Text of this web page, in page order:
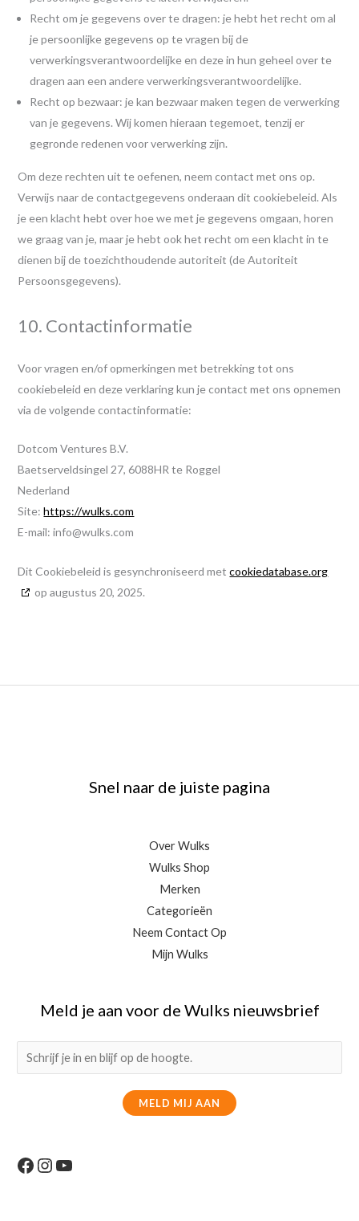
Recht om je gegevens over te dragen: je hebt het recht om al
je persoonlijke gegevens op te vragen bij de
verwerkingsverantwoordelijke en deze in hun geheel over te
dragen aan een andere verwerkingsverantwoordelijke.
Recht op bezwaar: je kan bezwaar maken tegen de verwerking
van je gegevens. Wij komen hieraan tegemoet, tenzij er
gegronde redenen voor verwerking zijn.
Om deze rechten uit te oefenen, neem contact met ons op.
Verwijs naar de contactgegevens onderaan dit cookiebeleid. Als
je een klacht hebt over hoe we met je gegevens omgaan, horen
we graag van je, maar je hebt ook het recht om een klacht in te
dienen bij de toezichthoudende autoriteit (de Autoriteit
Persoonsgegevens).
10. Contactinformatie
Voor vragen en/of opmerkingen met betrekking tot ons
cookiebeleid en deze verklaring kun je contact met ons opnemen
via de volgende contactinformatie:
Dotcom Ventures B.V.
Baetserveldsingel 27, 6088HR te Roggel
Nederland
Site:https://wulks.com
E-mail:info@wulks.com
Dit Cookiebeleid is gesynchroniseerd metcookiedatabase.org
op augustus 20, 2025.
Snel naar de juiste pagina
Over Wulks
Wulks Shop
Merken
Categorieën
Neem Contact Op
Mijn Wulks
Meld je aan voor de Wulks nieuwsbrief
m
*
MELD MIJ AAN